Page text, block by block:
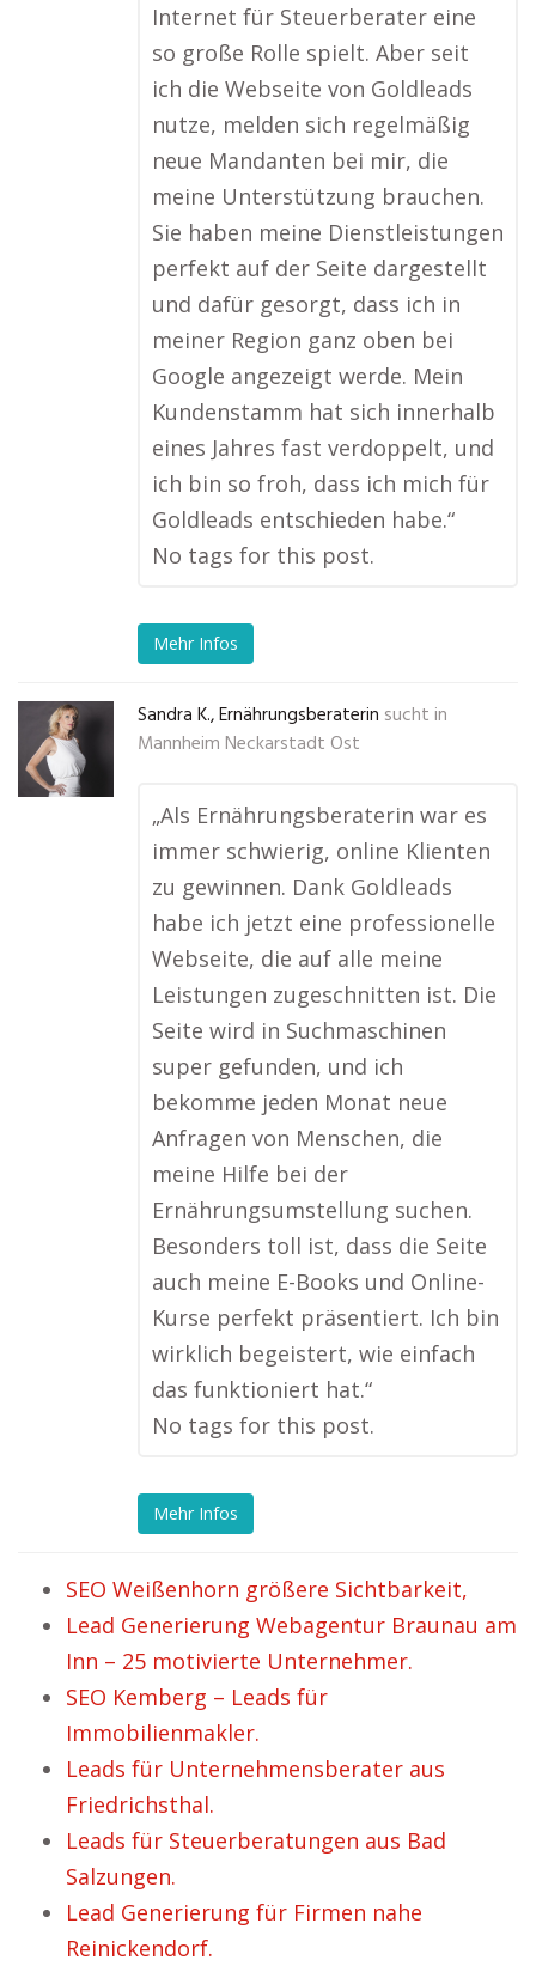
Internet für Steuerberater eine
so große Rolle spielt. Aber seit
ich die Webseite von Goldleads
nutze, melden sich regelmäßig
neue Mandanten bei mir, die
meine Unterstützung brauchen.
Sie haben meine Dienstleistungen
perfekt auf der Seite dargestellt
und dafür gesorgt, dass ich in
meiner Region ganz oben bei
Google angezeigt werde. Mein
Kundenstamm hat sich innerhalb
eines Jahres fast verdoppelt, und
ich bin so froh, dass ich mich für
Goldleads entschieden habe.“
No tags for this post.
Mehr Infos
Sandra K., Ernährungsberaterin sucht in
Mannheim Neckarstadt Ost
„Als Ernährungsberaterin war es
immer schwierig, online Klienten
zu gewinnen. Dank Goldleads
habe ich jetzt eine professionelle
Webseite, die auf alle meine
Leistungen zugeschnitten ist. Die
Seite wird in Suchmaschinen
super gefunden, und ich
bekomme jeden Monat neue
Anfragen von Menschen, die
meine Hilfe bei der
Ernährungsumstellung suchen.
Besonders toll ist, dass die Seite
auch meine E-Books und Online-
Kurse perfekt präsentiert. Ich bin
wirklich begeistert, wie einfach
das funktioniert hat.“
No tags for this post.
Mehr Infos
SEO Weißenhorn größere Sichtbarkeit,
Lead Generierung Webagentur Braunau am
Inn – 25 motivierte Unternehmer.
SEO Kemberg – Leads für
Immobilienmakler.
Leads für Unternehmensberater aus
Friedrichsthal.
Leads für Steuerberatungen aus Bad
Salzungen.
Lead Generierung für Firmen nahe
Reinickendorf.